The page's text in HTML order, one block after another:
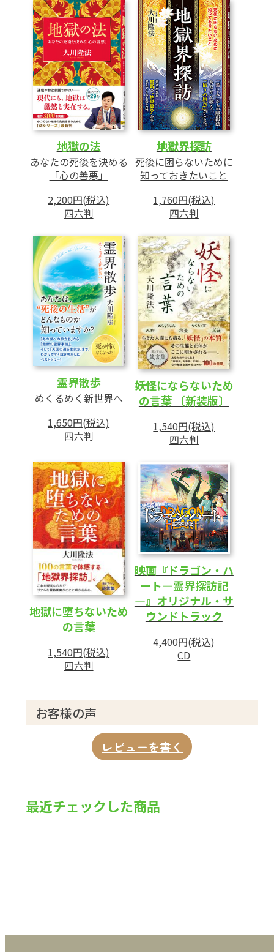
地獄の法
あなたの死後を決める
「心の善悪」
2,200円(税込)
四六判
地獄界探訪
死後に困らないために
知っておきたいこと
1,760円(税込)
四六判
霊界散歩
めくるめく新世界へ
1,650円(税込)
四六判
妖怪にならないため
の言葉 〔新装版〕
1,540円(税込)
四六判
地獄に堕ちないため
の言葉
1,540円(税込)
四六判
映画『ドラゴン・ハ
ート―霊界探訪記
―』オリジナル・サ
ウンドトラック
4,400円(税込)
CD
お客様の声
レビューを書く
最近チェックした商品